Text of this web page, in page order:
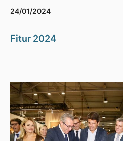
24/01/2024
Fitur 2024